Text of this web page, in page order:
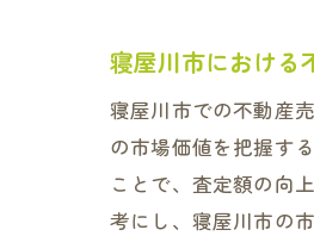
寝屋川市における
寝屋川市での不動産
の市場価値を把握す
ことで、査定額の向
考にし、寝屋川市の